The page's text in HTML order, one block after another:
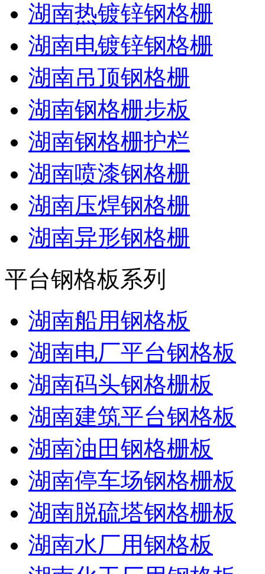
湖南热镀锌钢格栅
湖南电镀锌钢格栅
湖南吊顶钢格栅
湖南钢格栅步板
湖南钢格栅护栏
湖南喷漆钢格栅
湖南压焊钢格栅
湖南异形钢格栅
平台钢格板系列
湖南船用钢格板
湖南电厂平台钢格板
湖南码头钢格栅板
湖南建筑平台钢格板
湖南油田钢格栅板
湖南停车场钢格栅板
湖南脱硫塔钢格栅板
湖南水厂用钢格板